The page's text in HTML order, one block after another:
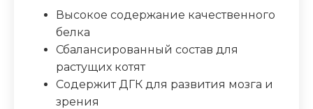
Высокое содержание качественного
белка
Сбалансированный состав для
растущих котят
Содержит ДГК для развития мозга и
зрения